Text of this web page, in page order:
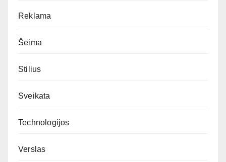
Reklama
Šeima
Stilius
Sveikata
Technologijos
Verslas